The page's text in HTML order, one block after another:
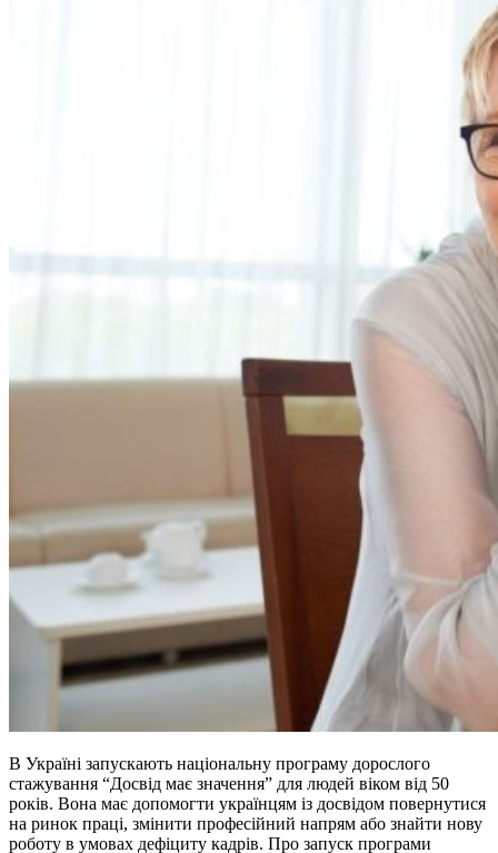
В Україні запускають національну програму дорослого
стажування “Досвід має значення” для людей віком від 50
років. Вона має допомогти українцям із досвідом повернутися
на ринок праці, змінити професійний напрям або знайти нову
роботу в умовах дефіциту кадрів. Про запуск програми